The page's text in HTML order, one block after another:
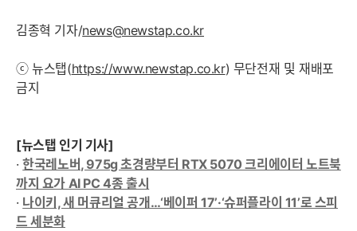
김종혁 기자/news@newstap.co.kr
ⓒ 뉴스탭(https://www.newstap.co.kr) 무단전재 및 재배포
금지
[뉴스탭 인기 기사]
·한국레노버, 975g 초경량부터 RTX 5070 크리에이터 노트북
까지 요가 AI PC 4종 출시
· 나이키, 새 머큐리얼 공개…‘베이퍼 17’·‘슈퍼플라이 11’로 스피
드 세분화